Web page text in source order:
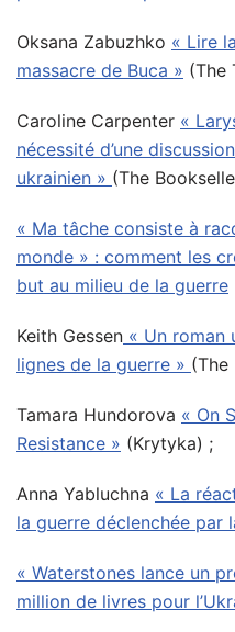
Oksana Zabuzhko « Lire
massacre de Buca » (The
Caroline Carpenter «
nécessité d’une
ukrainien » (The
« Ma tâche consiste à
monde » : comment les
but au milieu de la guerre
Keith Gessen « Un roman
lignes de la guerre » (The
Tamara Hundorova « On
Resistance » (Krytyka) ;
Anna Yabluchna « La
la guerre déclenchée par
« Waterstones lance un
million de livres pour